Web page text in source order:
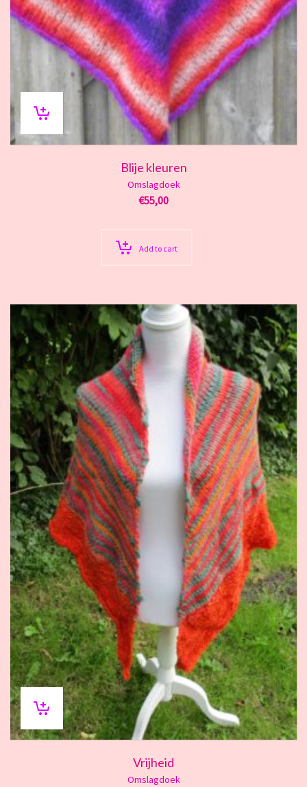
Blije kleuren
Omslagdoek
€55,00
Add to cart
Vrijheid
Omslagdoek